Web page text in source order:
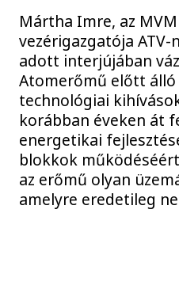
Mártha Imre, az
vezérigazgatója ATV-
adott interjújában
Atomerőmű előtt
technológiai
korábban éveken át
energetikai
blokkok
az erőmű olyan
amelyre eredetileg